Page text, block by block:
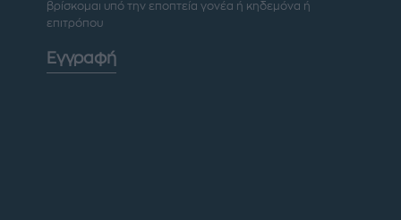
βρίσκομαι υπό την εποπτεία γονέα ή κηδεμόνα ή
επιτρόπου
Εγγραφή